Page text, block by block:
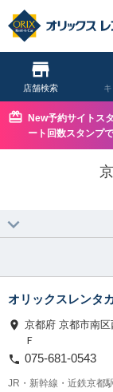
店舗
New予約サイトス
ート回数スタンプ
オリックスレンタ
京都府 京都市南
Ｆ
075-681-0543
JR・新幹線・近鉄京都